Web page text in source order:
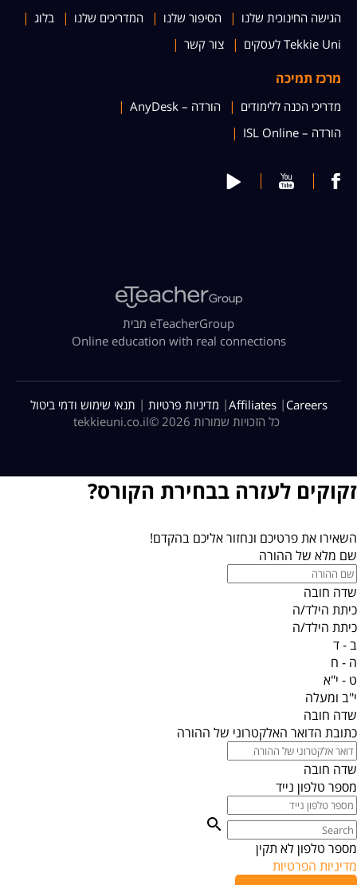
הגישה החינוכית שלנו הסיפור שלנו המדריכים שלנו
בלוג
Tekkie Uni לעסקים
צור קשר
מרכז תמיכה
מדריכי הכנה ללימודים
הורדה – AnyDesk
הורדה – ISL Online
מבית eTeacherGroup
Online education with real connections
כל הזכויות שמורות 2026 © tekkieuni.co.il
תנאי שימוש ודמי ביטול | מדיניות פרטיות |Affiliates | Careers
זקוקים לעזרה בבחירת הקורס?
השאירו את פרטיכם ונחזור אליכם בהקדם!
שם מלא של ההורה
שדה חובה
כיתת הילד/ה
כיתת הילד/ה
ב - ד
ה - ח
ט - י"א
י"ב ומעלה
שדה חובה
כתובת הדואר האלקטרוני של ההורה
שדה חובה
מספר טלפון נייד
מספר טלפון לא תקין
מדיניות הפרטיות